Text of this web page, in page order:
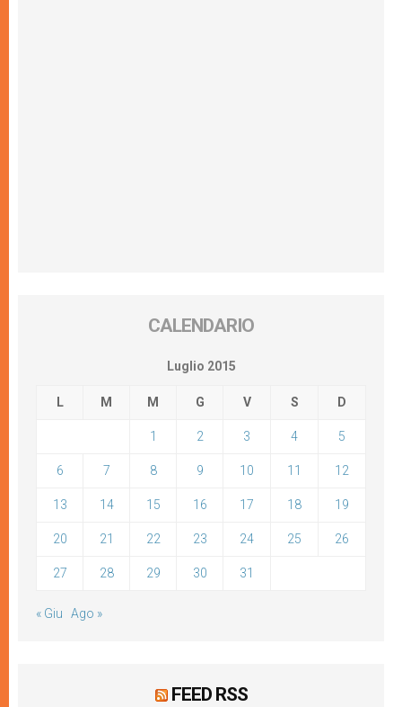
CALENDARIO
Luglio 2015
L M M G V S D
1 2 3 4 5
6 7 8 9 10 11 12
13 14 15 16 17 18 19
20 21 22 23 24 25 26
27 28 29 30 31
« Giu Ago »
FEED RSS